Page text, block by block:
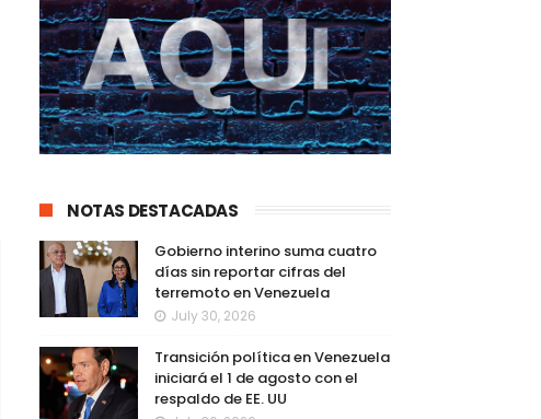
NOTAS DESTACADAS
Gobierno interino suma cuatro
días sin reportar cifras del
terremoto en Venezuela
July 30, 2026
Transición política en Venezuela
iniciará el 1 de agosto con el
respaldo de EE. UU